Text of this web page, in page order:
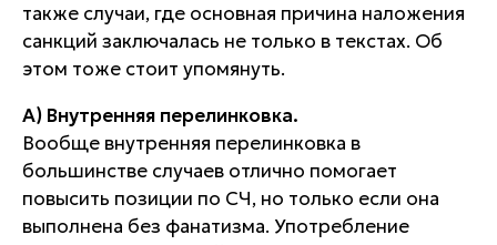
также случаи, где основная причина наложения
санкций заключалась не только в текстах. Об
этом тоже стоит упомянуть.
А) Внутренняя перелинковка.
Вообще внутренняя перелинковка в
большинстве случаев отлично помогает
повысить позиции по СЧ, но только если она
выполнена без фанатизма. Употребление